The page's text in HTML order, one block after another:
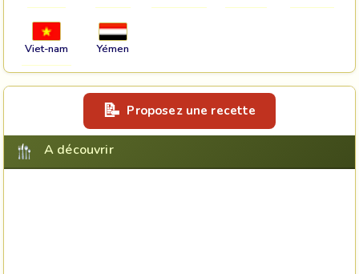
Viet-nam Yémen
Proposez une recette
A découvrir